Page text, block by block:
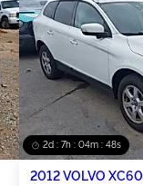
2d : 7h : 04m : 48s
2012 VOLVO